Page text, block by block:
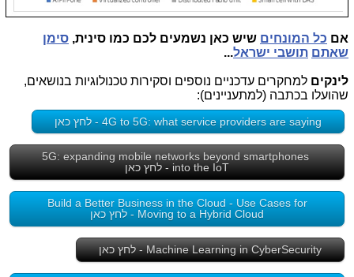
אם כל המונחים שיש כאן נשמעים לכם כמו סינית, סימן
שאתם תושבי ישראל...
לינקים למחקרים עדכניים נוספים וסקירות טכנולוגיות בנושאים,
שהועלו בכתבה (למתעניינים):
4G to 5G: what service providers are saying - לחץ כאן
5G: expanding mobile networks beyond smartphones
into the IoT - לחץ כאן
Build a Better Business in the Cloud - Use Cases for
Moving to a Hybrid Cloud - לחץ כאן
Machine Learning in CyberSecurity - לחץ כאן